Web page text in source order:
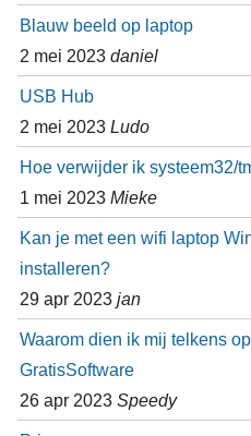
Blauw beeld op laptop
2 mei 2023 daniel
USB Hub
2 mei 2023 Ludo
Hoe verwijder ik systeem32/
1 mei 2023 Mieke
Kan je met een wifi laptop
installeren?
29 apr 2023 jan
Waarom dien ik mij telkens
GratisSoftware
26 apr 2023 Speedy